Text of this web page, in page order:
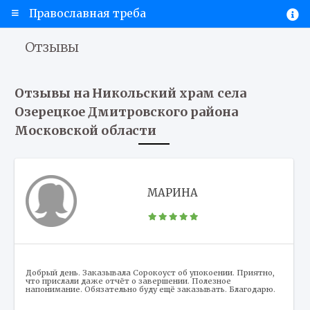
Православная треба
Отзывы
Отзывы на Никольский храм села
Озерецкое Дмитровского района
Московской области
МАРИНА
Добрый день. Заказывала Сорокоуст об упокоении. Приятно,
что прислали даже отчёт о завершении. Полезное
напонимание. Обязательно буду ещё заказывать. Благодарю.